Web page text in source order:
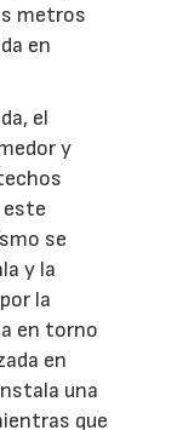
metros
en
el
y
este
se
y la
la
en torno
en
una
que